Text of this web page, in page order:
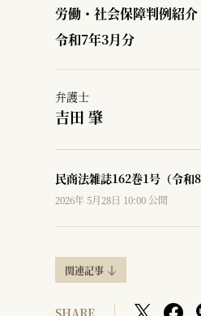
労働・社会保障判例紹介
令和7年3月分
弁護士
吉田 肇
民商法雑誌162巻1号（令
2026年 5月28日 10:00 公開
関連記事
SHARE